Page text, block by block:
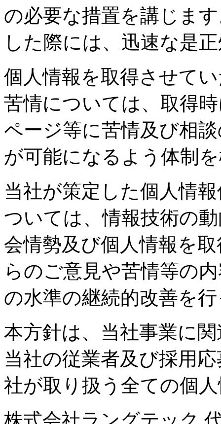
の必要な措置を講じま
した際には、迅速な是
個人情報を取得させて
苦情については、取得
ページ等に苦情及び相
が可能になるよう体制
当社が策定した個人情
ついては、情報技術の
会情勢及び個人情報を
らのご意見や苦情等の
の水準の継続的改善を
本方針は、当社事業に
当社の従業者及び採用
社が取り扱う全ての個
株式会社ラングテック